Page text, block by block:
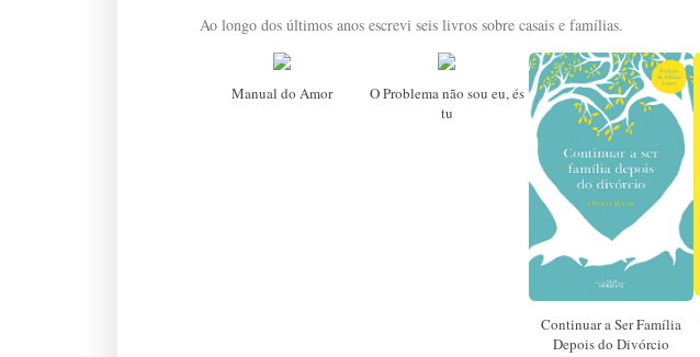
Ao longo dos últimos anos escrevi seis livros sobre casais e famílias.
Manual do Amor
O Problema não sou eu, és
tu
Continuar a Ser Família
Depois do Divórcio